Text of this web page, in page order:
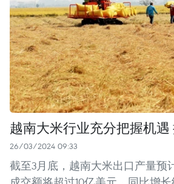
越南大米行业充分把握机
26/03/2024 09:33
截至3月底，越南大米出口产量预